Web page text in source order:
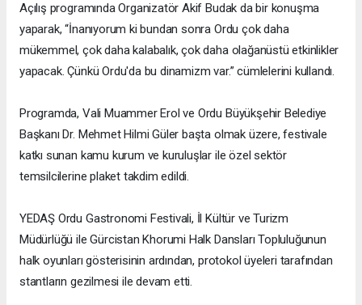
Açılış programında Organizatör Akif Budak da bir konuşma
yaparak, “İnanıyorum ki bundan sonra Ordu çok daha
mükemmel, çok daha kalabalık, çok daha olağanüstü etkinlikler
yapacak. Çünkü Ordu'da bu dinamizm var.” cümlelerini kullandı.
Programda, Vali Muammer Erol ve Ordu Büyükşehir Belediye
Başkanı Dr. Mehmet Hilmi Güler başta olmak üzere, festivale
katkı sunan kamu kurum ve kuruluşlar ile özel sektör
temsilcilerine plaket takdim edildi.
YEDAŞ Ordu Gastronomi Festivali, İl Kültür ve Turizm
Müdürlüğü ile Gürcistan Khorumi Halk Dansları Topluluğunun
halk oyunları gösterisinin ardından, protokol üyeleri tarafından
stantların gezilmesi ile devam etti.